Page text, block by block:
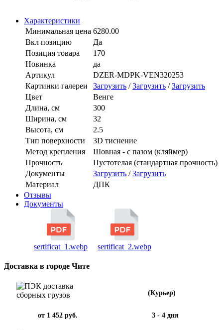
Характеристики
Минимальная цена 6280.00
Вкл позицию
Да
Позиция товара
170
Новинка
да
Артикул
DZER-MDPK-VEN320253
Картинки галереи
Загрузить /Загрузить /Загрузить
Цвет
Венге
Длина, см
300
Ширина, см
32
Высота, см
2.5
Тип поверхности
3D тиснение
Метод крепления
Шовная - с пазом (кляймер)
Прочность
Пустотелая (стандартная прочность)
Документы
Загрузить /Загрузить
Материал
ДПК
Отзывы
Документы
sertificat_1.webp sertificat_2.webp
Доставка в городе Чите
(Курьер)
от 1 452 руб. 3 - 4 дня